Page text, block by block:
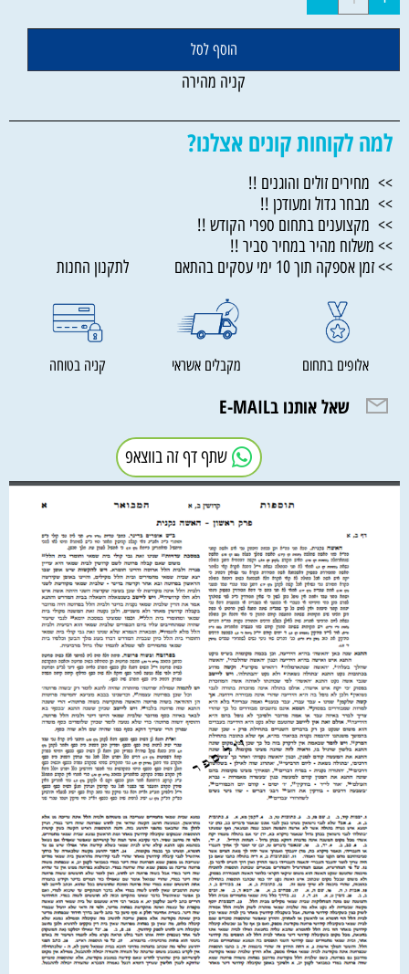
הוסף לסל
קניה מהירה
למה לקוחות קונים אצלנו?
>> מחירים זולים והוגנים !!
>> מבחר גדול ומעודכן !!
>> מקצוענים בתחום ספרי הקודש !!
>> משלוח מהיר במחיר סביר !!
>> זמן אספקה תוך 10 ימי עסקים בהתאם לתקנון החנות
אלופים בתחום מקבלים אשראי קניה בטוחה
שאל אותנו בE-MAIL
שתף דף זה בווצאפ